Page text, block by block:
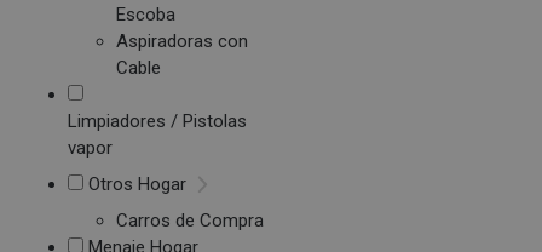
Escoba
Aspiradoras con
Cable
Limpiadores / Pistolas
vapor
Otros Hogar
Carros de Compra
Menaje Hogar